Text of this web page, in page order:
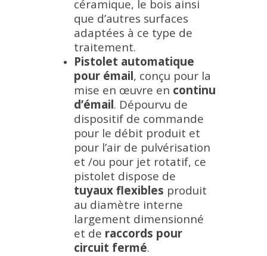
céramique, le bois ainsi
que d’autres surfaces
adaptées à ce type de
traitement.
Pistolet automatique
pour émail, conçu pour la
mise en œuvre en continu
d’émail. Dépourvu de
dispositif de commande
pour le débit produit et
pour l’air de pulvérisation
et /ou pour jet rotatif, ce
pistolet dispose de
tuyaux flexibles produit
au diamètre interne
largement dimensionné
et de raccords pour
circuit fermé.